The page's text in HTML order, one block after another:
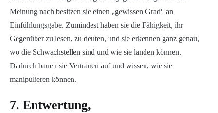
Meinung nach besitzen sie einen „gewissen Grad“ an
Einfühlungsgabe. Zumindest haben sie die Fähigkeit, ihr
Gegenüber zu lesen, zu deuten, und sie erkennen ganz genau,
wo die Schwachstellen sind und wie sie landen können.
Dadurch bauen sie Vertrauen auf und wissen, wie sie
manipulieren können.
7. Entwertung,